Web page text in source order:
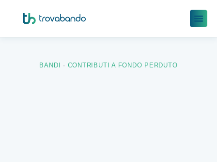
BANDI · CONTRIBUTI A FONDO PERDUTO